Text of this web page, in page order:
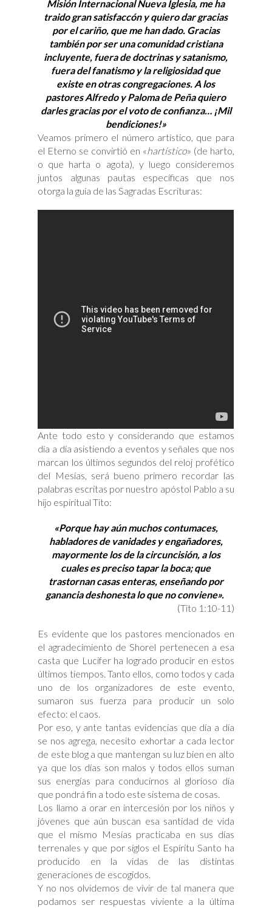
Misión Internacional Nueva Iglesia, me ha
traido gran satisfaccón y quiero dar gracias
por el cariño, que me han dado. Gracias
también por ser una comunidad cristiana
incluyente, fuera de doctrinas y satanismo,
fuera del fanatismo y la religiosidad que
existe en otras congregaciones. A los
pastores Alfredo y Paloma de Peña quiero
darles gracias por el voto de confianza… ¡Mil
bendiciones!»
Veamos primero el número artístico, que para
el Eterno se convirtió en «hartístico» (de harto,
o que harta o agota), y luego consideremos
juntos algunas pautas específicas que nos
otorga la guía de las Sagradas Escrituras:
Ante todo esto y considerando que estamos
día a día asistiendo a eventos y señales que nos
marcan los últimos segundos del reloj profético
del Mesías, será bueno primero recordar las
palabras escritas por nuestro apóstol Pablo a su
hijo espiritual Tito:
«Porque hay aún muchos contumaces,
habladores de vanidades y engañadores,
mayormente los de la circuncisión, a los
cuales es preciso tapar la boca; que
trastornan casas enteras, enseñando por
ganancia deshonesta lo que no conviene».
(Tito 1:10-11)
Es evidente que los pastores mencionados en
el agradecimiento de Shorel pertenecen a esa
casta que Lucifer ha logrado producir en estos
últimos tiempos. Tanto ellos, como todos y cada
uno de los organizadores de este evento,
sumaron sus fuerza para producir un solo
efecto: el caos.
Por eso, y ante tantas evidencias que día a día
se nos agrega, necesito exhortar a cada lector
de este blog a que mantengan su luz bien en alto
ya que los días son malos y todos ellos suman
sus energías para conducirnos al glorioso día
que pondrá fin a todo este sistema de cosas.
Los llamo a orar en intercesión por los niños y
jóvenes que aún buscan esa santidad de vida
que el mismo Mesías practicaba en sus días
terrenales y que por siglos el Espíritu Santo ha
producido en la vidas de las distintas
generaciones de escogidos.
Y no nos olvidemos de vivir de tal manera que
podamos ser respuestas viviente a la última